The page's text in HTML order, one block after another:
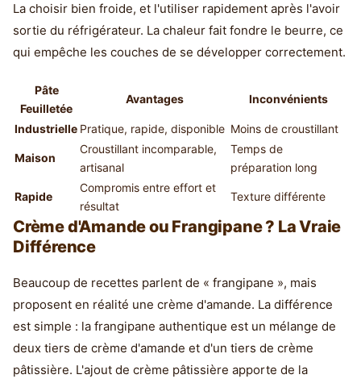
La choisir bien froide, et l'utiliser rapidement après l'avoir
sortie du réfrigérateur. La chaleur fait fondre le beurre, ce
qui empêche les couches de se développer correctement.
Pâte
Feuilletée
Avantages Inconvénients
Industrielle Pratique, rapide, disponible Moins de croustillant
Maison
Croustillant incomparable,
artisanal
Temps de
préparation long
Rapide
Compromis entre effort et
résultat
Texture différente
Crème d'Amande ou Frangipane ? La Vraie
Différence
Beaucoup de recettes parlent de « frangipane », mais
proposent en réalité une crème d'amande. La différence
est simple : la frangipane authentique est un mélange de
deux tiers de crème d'amande et d'un tiers de crème
pâtissière. L'ajout de crème pâtissière apporte de la